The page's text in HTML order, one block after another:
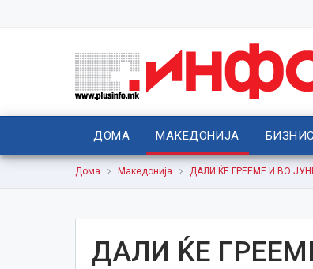
ДОМА МАКЕДОНИЈА БИЗНИС
Дома Македонија ДАЛИ ЌЕ ГРЕЕМЕ И ВО
ДАЛИ ЌЕ